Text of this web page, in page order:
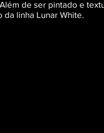
de ser pintado e
da linha Lunar White.